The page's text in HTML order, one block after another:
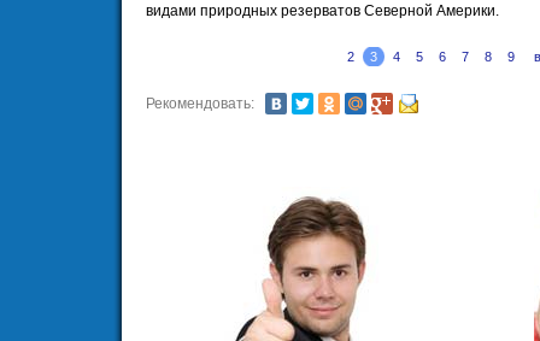
видами природных резерватов Северной Америки.
2 3 4 5 6 7 8 9
Рекомендовать: